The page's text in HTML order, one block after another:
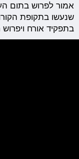
אמור לפרוש בתום
שנעשו בתקופת
בתפקיד אורח